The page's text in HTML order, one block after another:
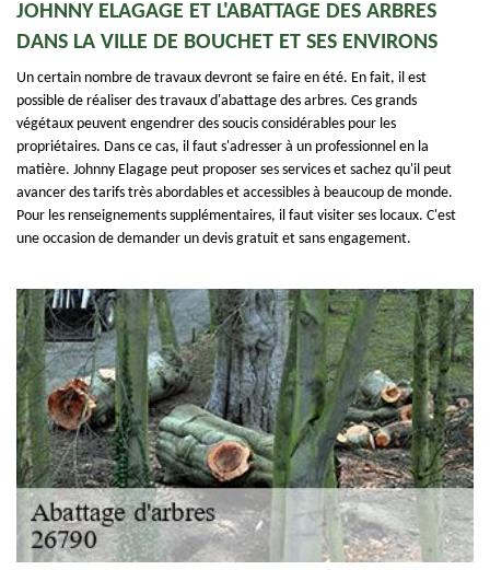
JOHNNY ELAGAGE ET L'ABATTAGE DES ARBRES
DANS LA VILLE DE BOUCHET ET SES ENVIRONS
Un certain nombre de travaux devront se faire en été. En fait, il est
possible de réaliser des travaux d'abattage des arbres. Ces grands
végétaux peuvent engendrer des soucis considérables pour les
propriétaires. Dans ce cas, il faut s'adresser à un professionnel en la
matière. Johnny Elagage peut proposer ses services et sachez qu'il peut
avancer des tarifs très abordables et accessibles à beaucoup de monde.
Pour les renseignements supplémentaires, il faut visiter ses locaux. C'est
une occasion de demander un devis gratuit et sans engagement.